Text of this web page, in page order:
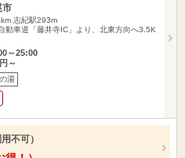
市
志紀駅293m
動車道「藤井寺IC」より、北東方向へ3.5K
～25:00
～
湯
不可）